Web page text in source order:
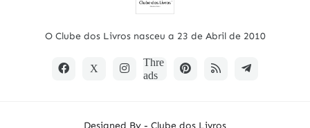
O Clube dos Livros nasceu a 23 de Abril de 2010
Designed By - Clube dos Livros